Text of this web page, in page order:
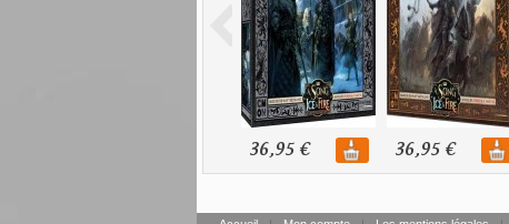
36,95 € 36,95 €